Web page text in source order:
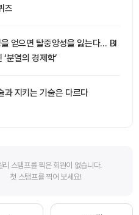
즈
얻으면 탈중앙성을 잃는다… BI
분열의 경제학’
과 지키는 기술은 다르다
리 스탬프를 찍은 회원이 없습니다.
첫 스탬프를 찍어 보세요!